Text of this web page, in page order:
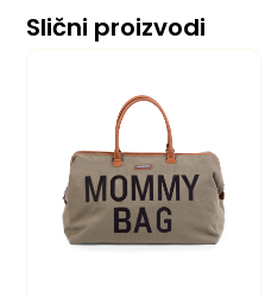
Slični proizvodi